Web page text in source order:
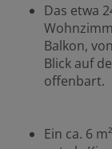
Das etwa
Balkon,
Blick auf
offenbart.
Ein ca. 6